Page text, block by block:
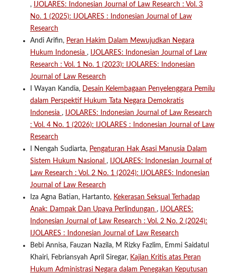
, IJOLARES: Indonesian Journal of Law Research : Vol. 3
No. 1 (2025): IJOLARES : Indonesian Journal of Law
Research
Andi Arifin, Peran Hakim Dalam Mewujudkan Negara
Hukum Indonesia , IJOLARES: Indonesian Journal of Law
Research : Vol. 1 No. 1 (2023): IJOLARES: Indonesian
Journal of Law Research
I Wayan Kandia, Desain Kelembagaan Penyelenggara Pemilu
dalam Perspektif Hukum Tata Negara Demokratis
Indonesia , IJOLARES: Indonesian Journal of Law Research
: Vol. 4 No. 1 (2026): IJOLARES : Indonesian Journal of Law
Research
I Nengah Sudiarta, Pengaturan Hak Asasi Manusia Dalam
Sistem Hukum Nasional , IJOLARES: Indonesian Journal of
Law Research : Vol. 2 No. 1 (2024): IJOLARES: Indonesian
Journal of Law Research
Iza Agna Batian, Hartanto, Kekerasan Seksual Terhadap
Anak: Dampak Dan Upaya Perlindungan , IJOLARES:
Indonesian Journal of Law Research : Vol. 2 No. 2 (2024):
IJOLARES : Indonesian Journal of Law Research
Bebi Annisa, Fauzan Nazila, M Rizky Fazlim, Emmi Saidatul
Khairi, Febriansyah April Siregar, Kajian Kritis atas Peran
Hukum Administrasi Negara dalam Penegakan Keputusan